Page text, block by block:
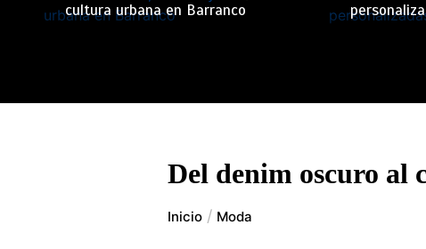
cultura urbana en Barranco
Del denim oscuro al
Inicio Moda